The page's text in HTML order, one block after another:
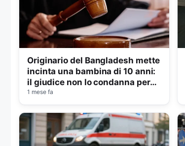
Originario del Bangladesh mette
incinta una bambina di 10 anni:
il giudice non lo condanna per
violenza sessuale
1 mese fa